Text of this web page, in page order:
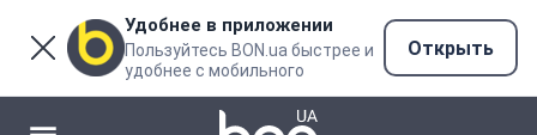
Удобнее в приложении
Пользуйтесь BON.ua быстрее и
удобнее с мобильного
Открыть